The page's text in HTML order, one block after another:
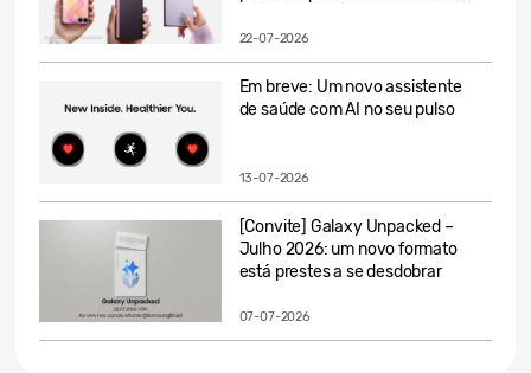
22-07-2026
Em breve: Um novo assistente
de saúde com AI no seu pulso
13-07-2026
[Convite] Galaxy Unpacked –
Julho 2026: um novo formato
está prestes a se desdobrar
07-07-2026